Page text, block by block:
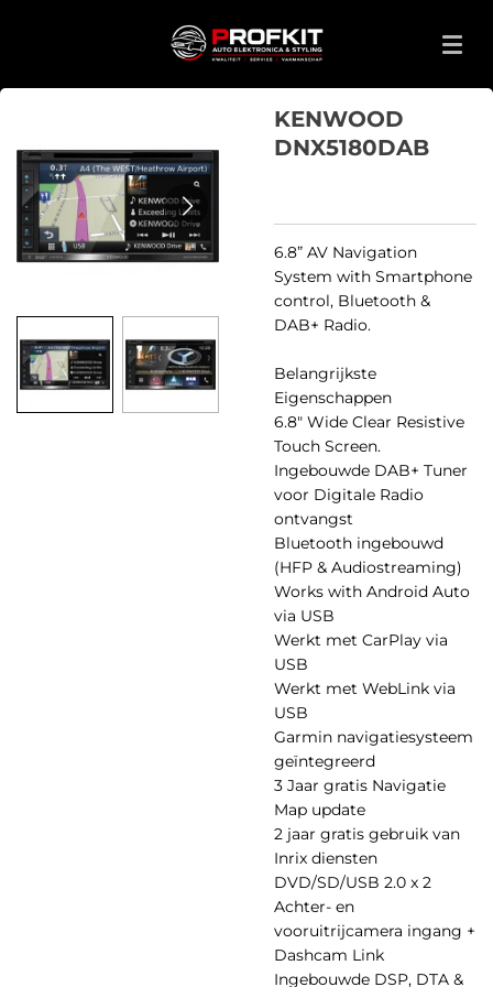
KENWOOD
DNX5180DAB
6.8” AV Navigation
System with Smartphone
control, Bluetooth &
DAB+ Radio.
Belangrijkste
Eigenschappen
6.8" Wide Clear Resistive
Touch Screen.
Ingebouwde DAB+ Tuner
voor Digitale Radio
ontvangst
Bluetooth ingebouwd
(HFP & Audiostreaming)
Works with Android Auto
via USB
Werkt met CarPlay via
USB
Werkt met WebLink via
USB
Garmin navigatiesysteem
geïntegreerd
3 Jaar gratis Navigatie
Map update
2 jaar gratis gebruik van
Inrix diensten
DVD/SD/USB 2.0 x 2
Achter- en
vooruitrijcamera ingang +
Dashcam Link
Ingebouwde DSP, DTA &